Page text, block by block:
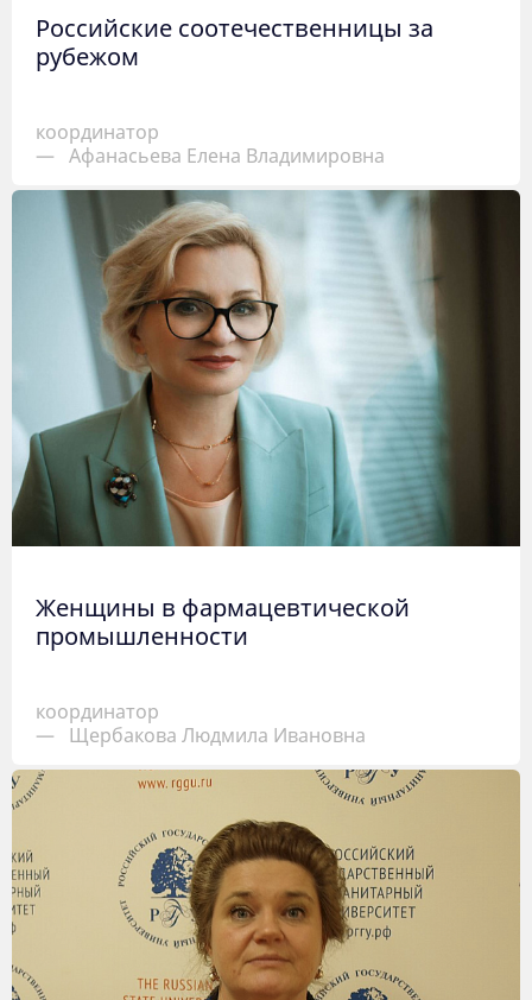
Российские соотечественницы за
рубежом
координатор
— Афанасьева Елена Владимировна
Женщины в фармацевтической
промышленности
координатор
—
Щербакова Людмила Ивановна